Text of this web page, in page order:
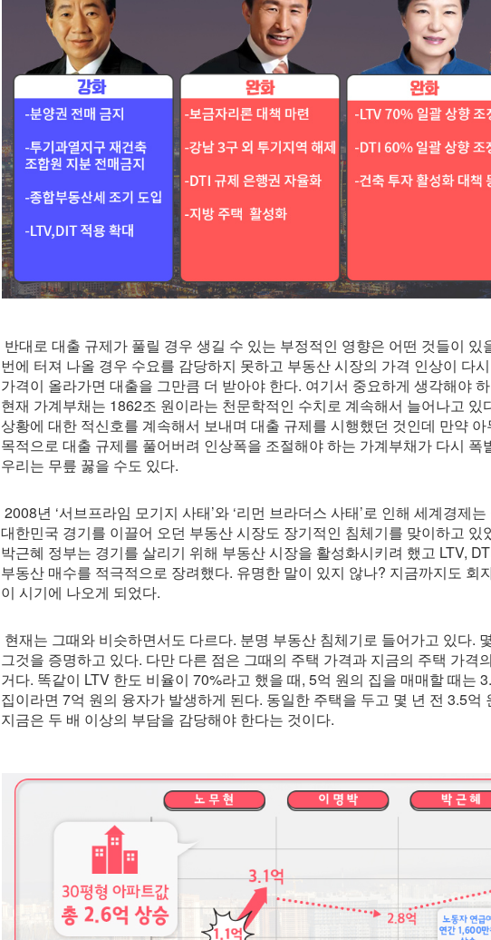
반대로 대출 규제가 풀릴 경우 생길 수 있는 부정적인 영향은 어떤 것들이
번에 터져 나올 경우 수요를 감당하지 못하고 부동산 시장의 가격 인상이 다
가격이 올라가면 대출을 그만큼 더 받아야 한다. 여기서 중요하게 생각해야
현재 가계부채는 1862조 원이라는 천문학적인 수치로 계속해서 늘어나고 있
상황에 대한 적신호를 계속해서 보내며 대출 규제를 시행했던 것인데 만약
목적으로 대출 규제를 풀어버려 인상폭을 조절해야 하는 가계부채가 다시 폭
우리는 무릎 꿇을 수도 있다.
2008년 ‘서브프라임 모기지 사태’와 ‘리먼 브라더스 사태’로 인해 세계경제
대한민국 경기를 이끌어 오던 부동산 시장도 장기적인 침체기를 맞이하고 있
박근혜 정부는 경기를 살리기 위해 부동산 시장을 활성화시키려 했고 LTV,
부동산 매수를 적극적으로 장려했다. 유명한 말이 있지 않나? 지금까지도 회
이 시기에 나오게 되었다.
현재는 그때와 비슷하면서도 다르다. 분명 부동산 침체기로 들어가고 있다.
그것을 증명하고 있다. 다만 다른 점은 그때의 주택 가격과 지금의 주택 가격
거다. 똑같이 LTV 한도 비율이 70%라고 했을 때, 5억 원의 집을 매매할 때는
집이라면 7억 원의 융자가 발생하게 된다. 동일한 주택을 두고 몇 년 전 3.5억
지금은 두 배 이상의 부담을 감당해야 한다는 것이다.